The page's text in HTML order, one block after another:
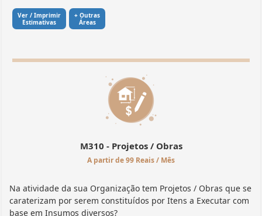
Ver / Imprimir
Estimativas
+ Outras
Áreas
M310 - Projetos / Obras
A partir de 99 Reais / Mês
Na atividade da sua Organização tem Projetos / Obras que se
caraterizam por serem constituídos por Itens a Executar com
base em Insumos diversos?